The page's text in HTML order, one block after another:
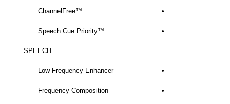
ChannelFree™ •
Speech Cue Priority™ •
SPEECH
Low Frequency Enhancer •
Frequency Composition •